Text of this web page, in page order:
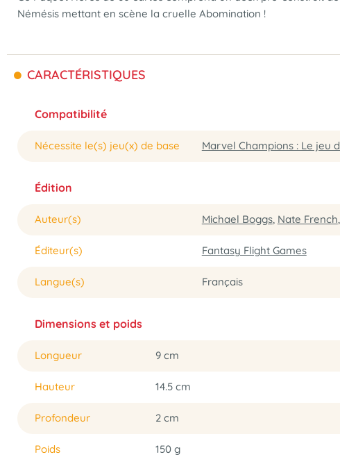
Némésis mettant en scène la cruelle Abomination !
CARACTÉRISTIQUES
Compatibilité
Nécessite le(s) jeu(x) de base Marvel Champions : Le jeu
Édition
Auteur(s) Michael Boggs, Nate French,
Éditeur(s) Fantasy Flight Games
Langue(s) Français
Dimensions et poids
Longueur 9 cm
Hauteur 14.5 cm
Profondeur 2 cm
Poids 150 g